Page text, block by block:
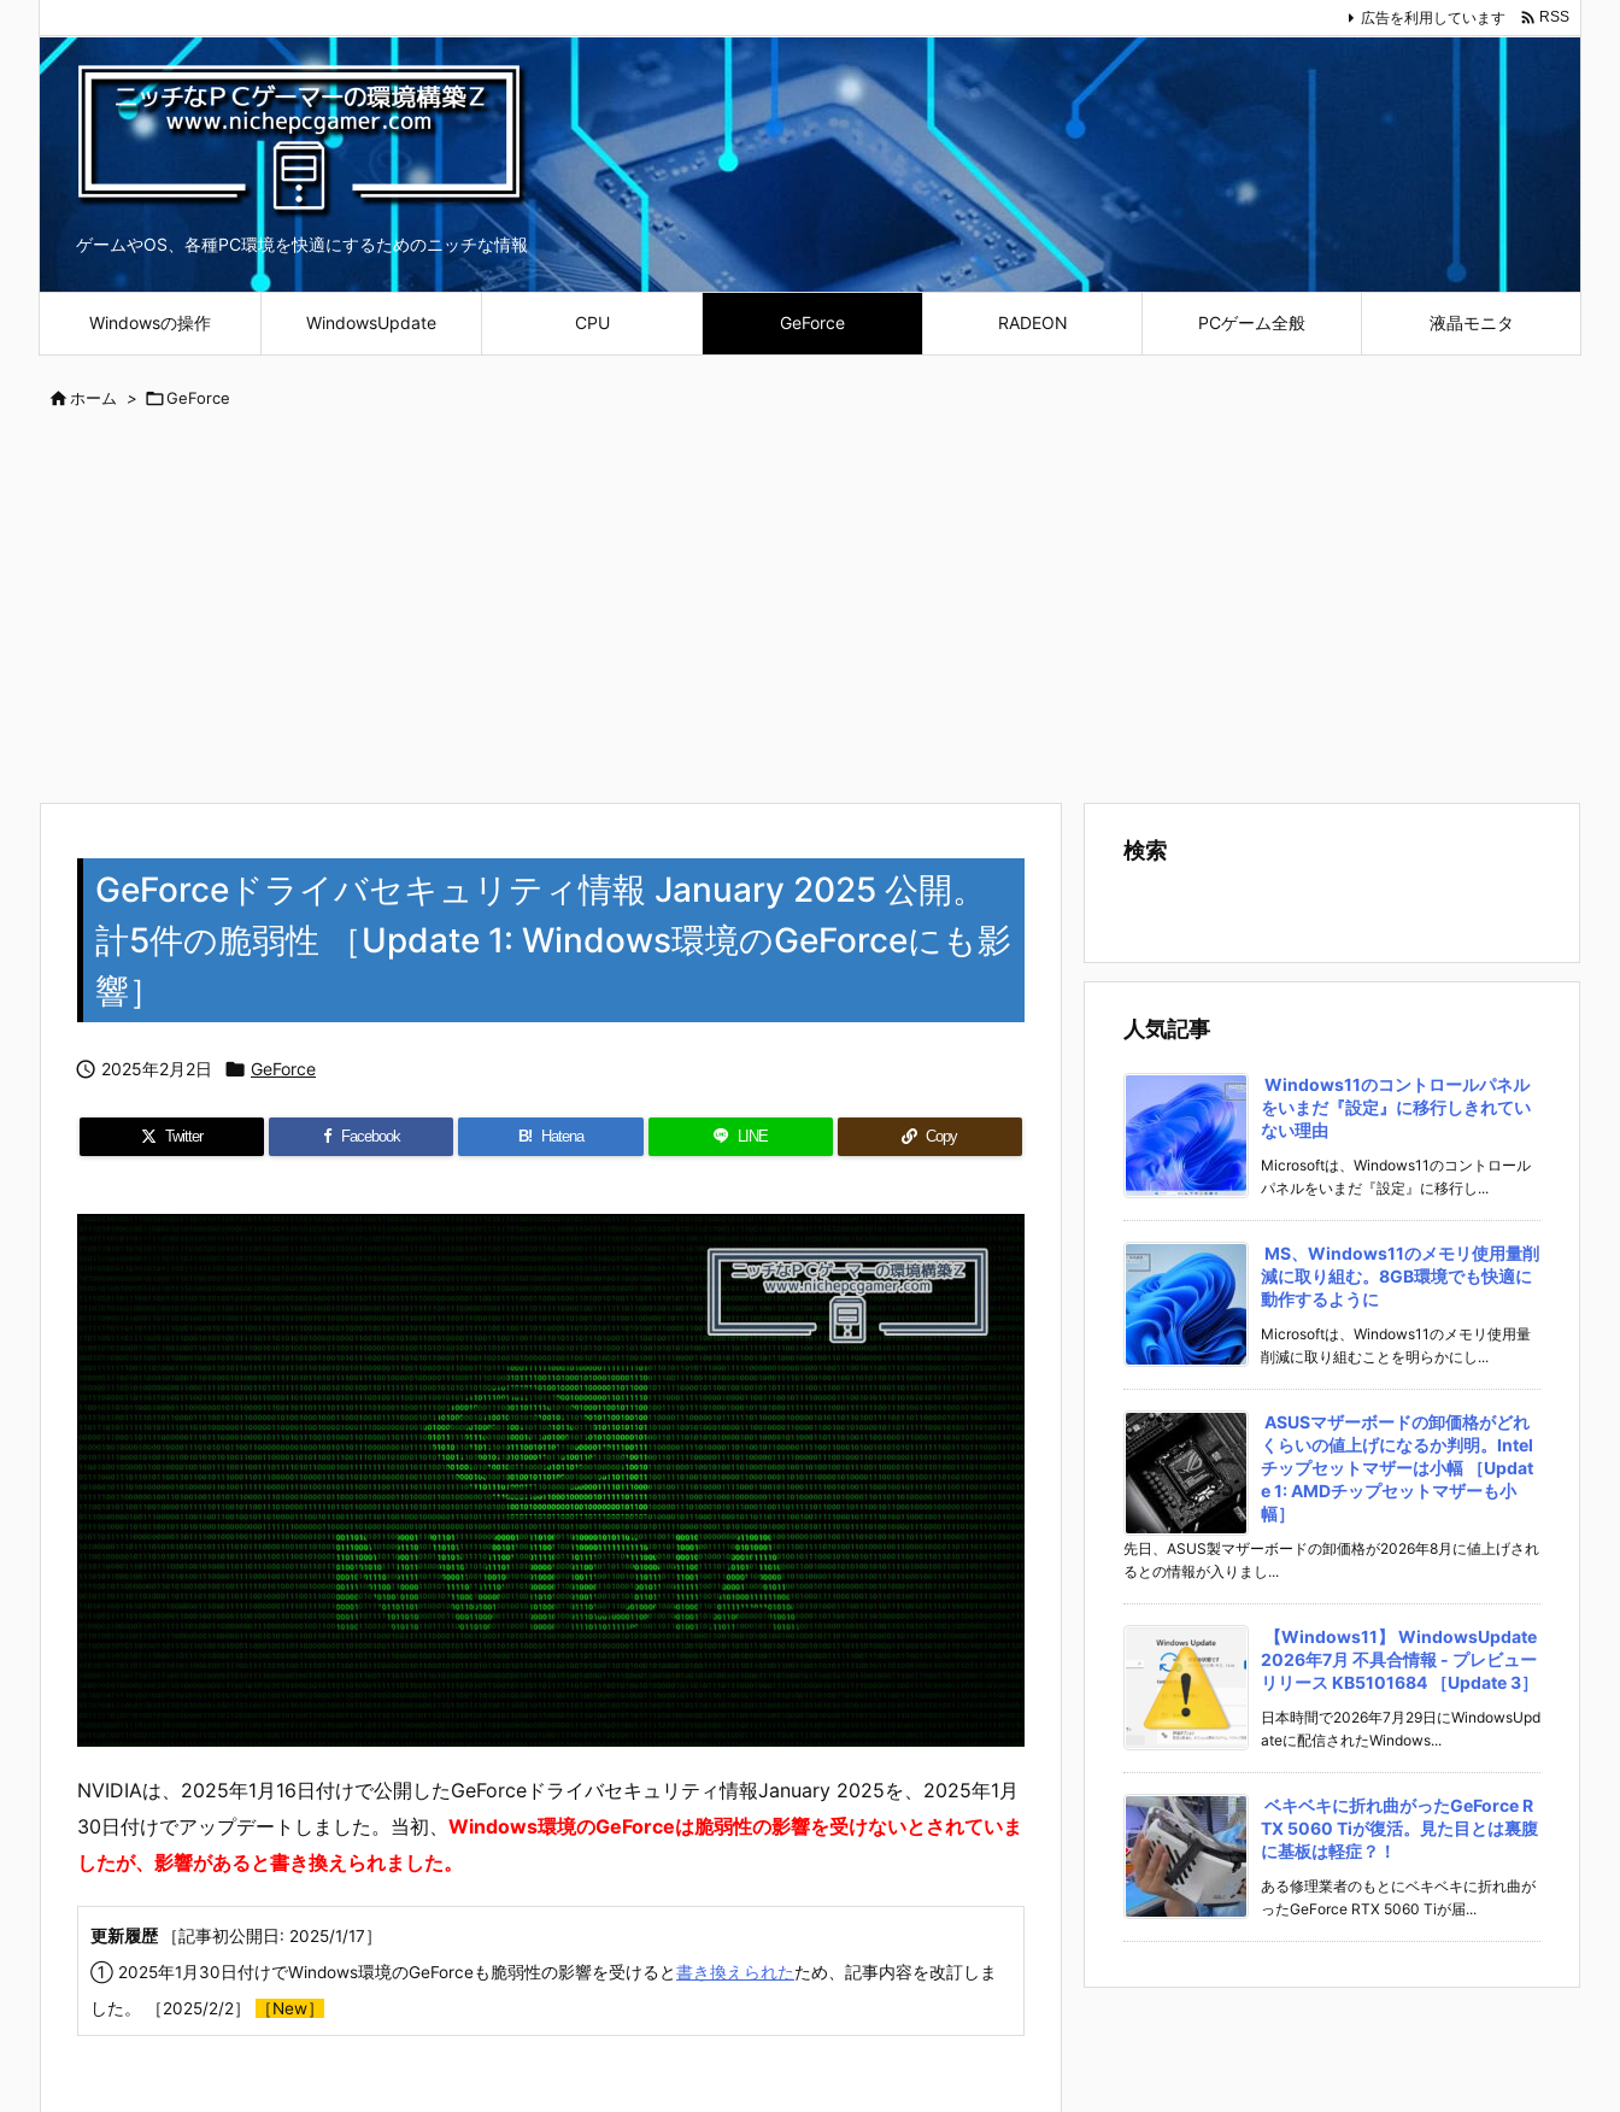
ゲームやOS、各種PC環境を快適にするためのニッチな情報
Windowsの操作 WindowsUpdate CPU GeForce RADEON PCゲーム全般 液晶モニタ
広告を利用しています  RSS
ホーム > GeForce
GeForceドライバセキュリティ情報 January 2025 公開。
計5件の脆弱性 ［Update 1: Windows環境のGeForceにも影
響］
 2025年2月2日  GeForce
Twitter Facebook B! Hatena LINE Copy
NVIDIAは、2025年1月16日付けで公開したGeForceドライバセキュリティ情報January 2025を、2025年1月
30日付けでアップデートしました。当初、 Windows環境のGeForceは脆弱性の影響を受けないとされていま
したが、影響があると書き換えられました。
更新履歴
［記事初公開日: 2025/1/17］
① 2025年1月30日付けでWindows環境のGeForceも脆弱性の影響を受けると書き換えられたため、記事内容を改訂しま
した。 ［2025/2/2］
［New］
検索
人気記事
Windows11のコントロールパネル
をいまだ『設定』に移行しきれてい
ない理由
Microsoftは、Windows11のコントロール
パネルをいまだ『設定』に移行し...
MS、Windows11のメモリ使用量削
減に取り組む。8GB環境でも快適に
動作するように
Microsoftは、Windows11のメモリ使用量
削減に取り組むことを明らかにし...
ASUSマザーボードの卸価格がどれ
くらいの値上げになるか判明。Intel
チップセットマザーは小幅 ［Updat
e 1: AMDチップセットマザーも小
幅］
先日、ASUS製マザーボードの卸価格が2026年8月に値上げされ
るとの情報が入りまし...
【Windows11】 WindowsUpdate
2026年7月 不具合情報 - プレビュー
リリース KB5101684 ［Update 3］
日本時間で2026年7月29日にWindowsUpd
ateに配信されたWindows...
ベキベキに折れ曲がったGeForce R
TX 5060 Tiが復活。見た目とは裏腹
に基板は軽症？！
ある修理業者のもとにベキベキに折れ曲が
ったGeForce RTX 5060 Tiが届...